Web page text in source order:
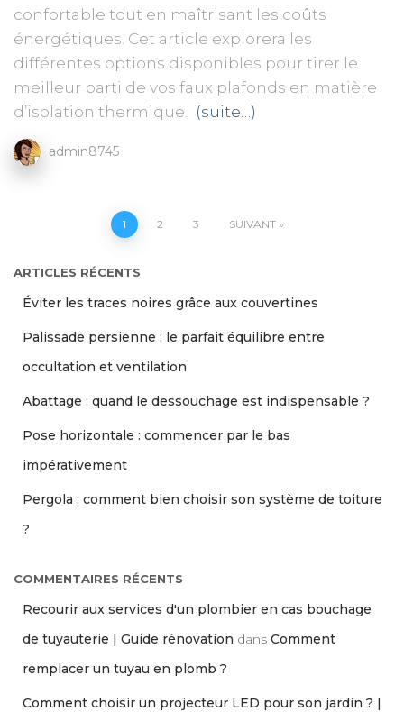
confortable tout en maîtrisant les coûts
énergétiques. Cet article explorera les
différentes options disponibles pour tirer le
meilleur parti de vos faux plafonds en matière
d’isolation thermique.
(suite…)
admin8745
Pagination
des
publications
1 2 3 SUIVANT
ARTICLES RÉCENTS
Éviter les traces noires grâce aux couvertines
Palissade persienne : le parfait équilibre entre
occultation et ventilation
Abattage : quand le dessouchage est indispensable ?
Pose horizontale : commencer par le bas
impérativement
Pergola : comment bien choisir son système de toiture
?
COMMENTAIRES RÉCENTS
Recourir aux services d'un plombier en cas bouchage
de tuyauterie | Guide rénovation dans Comment
remplacer un tuyau en plomb ?
Comment choisir un projecteur LED pour son jardin ? |